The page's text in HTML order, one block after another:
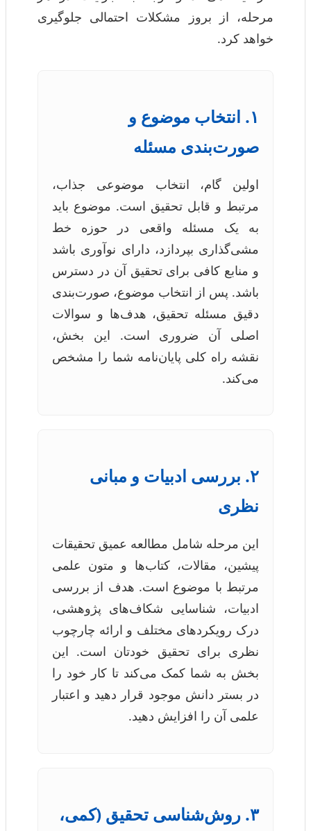
مرحله، از بروز مشکلات احتمالی جلوگیری
خواهد کرد.
۱. انتخاب موضوع و
صورت‌بندی مسئله
اولین گام، انتخاب موضوعی جذاب،
مرتبط و قابل تحقیق است. موضوع باید
به یک مسئله واقعی در حوزه خط
مشی‌گذاری بپردازد، دارای نوآوری باشد
و منابع کافی برای تحقیق آن در دسترس
باشد. پس از انتخاب موضوع، صورت‌بندی
دقیق مسئله تحقیق، هدف‌ها و سوالات
اصلی آن ضروری است. این بخش،
نقشه راه کلی پایان‌نامه شما را مشخص
می‌کند.
۲. بررسی ادبیات و مبانی
نظری
این مرحله شامل مطالعه عمیق تحقیقات
پیشین، مقالات، کتاب‌ها و متون علمی
مرتبط با موضوع است. هدف از بررسی
ادبیات، شناسایی شکاف‌های پژوهشی،
درک رویکردهای مختلف و ارائه چارچوب
نظری برای تحقیق خودتان است. این
بخش به شما کمک می‌کند تا کار خود را
در بستر دانش موجود قرار دهید و اعتبار
علمی آن را افزایش دهید.
۳. روش‌شناسی تحقیق (کمی،